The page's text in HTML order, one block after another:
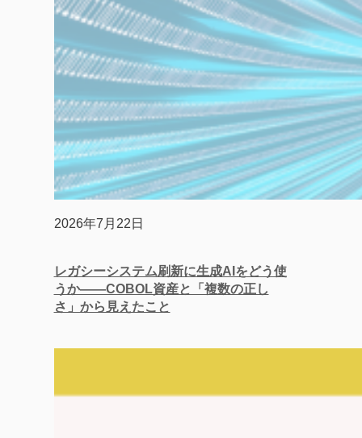
2026年7月22日
レガシーシステム刷新に生成AIをどう使
うか——COBOL資産と「複数の正し
さ」から見えたこと